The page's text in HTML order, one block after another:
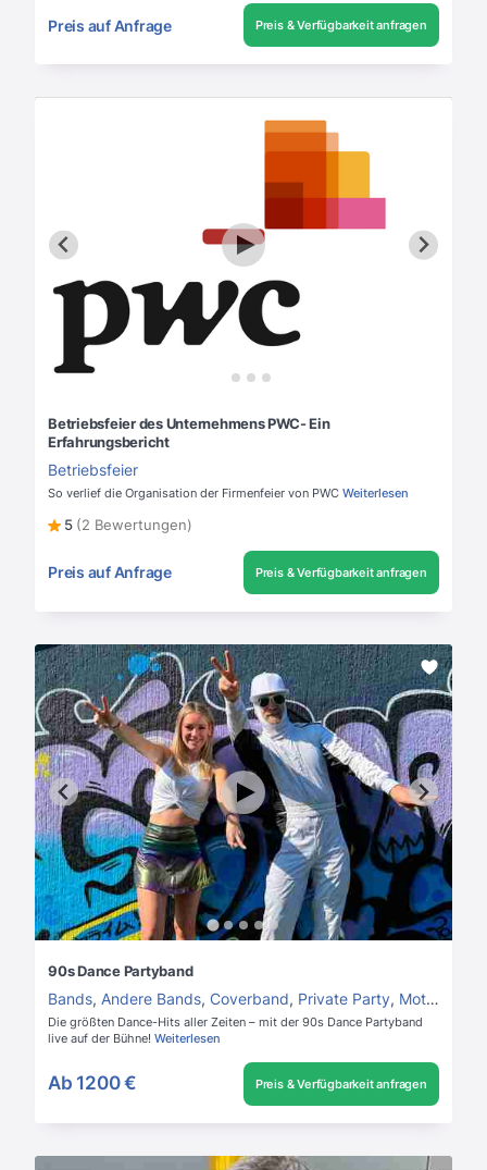
Preis auf Anfrage Preis & Verfügbarkeit anfragen
Betriebsfeier des Unternehmens PWC- Ein
Erfahrungsbericht
Betriebsfeier
So verlief die Organisation der Firmenfeier von PWC Weiterlesen
5 (2 Bewertungen)
Preis auf Anfrage Preis & Verfügbarkeit anfragen
90s Dance Partyband
Bands, Andere Bands, Coverband, Private Party, Mottoparty
Die größten Dance-Hits aller Zeiten – mit der 90s Dance Partyband
live auf der Bühne! Weiterlesen
Ab 1200 € Preis & Verfügbarkeit anfragen